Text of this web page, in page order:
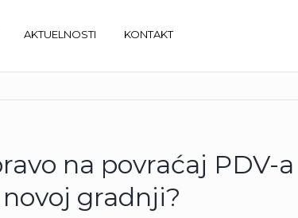
AKTUELNOSTI KONTAKT
na povraćaj
gradnji?